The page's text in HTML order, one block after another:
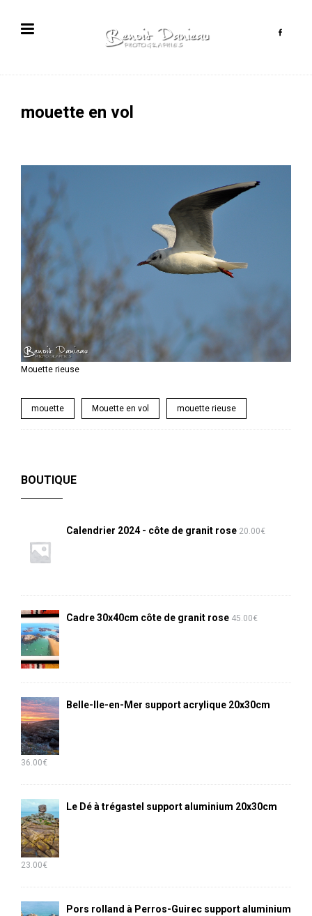
mouette en vol
Mouette rieuse
mouette Mouette en vol mouette rieuse
BOUTIQUE
Calendrier 2024 - côte de granit rose 20.00€
Cadre 30x40cm côte de granit rose 45.00€
Belle-Ile-en-Mer support acrylique 20x30cm
36.00€
Le Dé à trégastel support aluminium 20x30cm
23.00€
Pors rolland à Perros-Guirec support aluminium